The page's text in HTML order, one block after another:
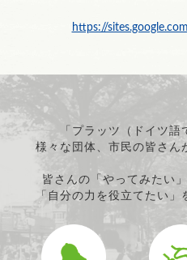
https://
「プラッツ（ドイツ語
様々な団体、市民の皆さん
皆さんの「やってみたい
「自分の力を役立てたい」